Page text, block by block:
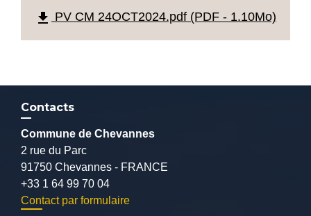
file_download PV CM 24OCT2024.pdf (PDF - 1.10Mo)
Contacts
Commune de Chevannes
2 rue du Parc
91750 Chevannes - FRANCE
+33 1 64 99 70 04
Contact par formulaire